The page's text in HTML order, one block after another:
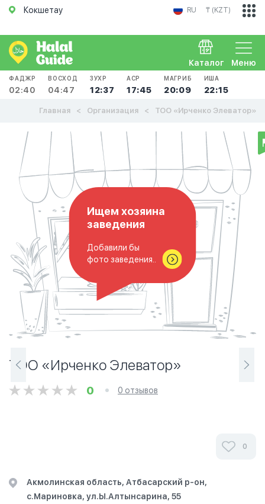
Кокшетау RU ₸ (KZT)
Меню
Каталог
ФАДЖР
02:40
ВОСХОД
04:47
ЗУХР
12:37
АСР
17:45
МАГРИБ
20:09
ИША
22:15
Главная Организация ТОО «Ирченко Элеватор»
Ищем хозяина
заведения
Добавили бы
фото заведения..
ТОО «Ирченко Элеватор»
0 0 отзывов
0
Акмолинская область, Атбасарский р-он,
с.Мариновка, ул.Ы.Алтынсарина, 55